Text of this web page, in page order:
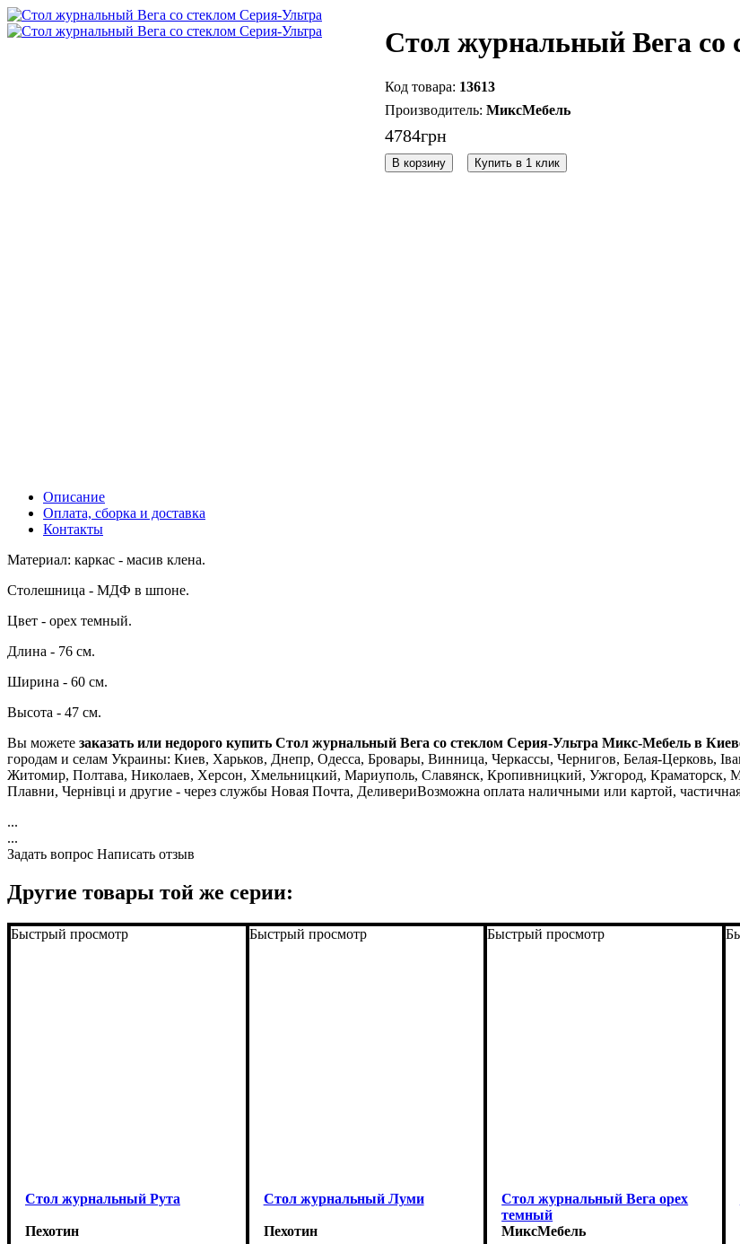
Стол журнальный Вега со
13613
МиксМебель
4784грн
В корзину Купить в 1 клик
Описание
Оплата, сборка и доставка
Контакты
Материал: каркас - масив клена.
Столешница - МДФ в шпоне.
Цвет - орех темный.
Длина - 76 см.
Ширина - 60 см.
Высота - 47 см.
Вы можете заказать или недорого купить Стол журнальный Вега со стеклом Серия-Ультра Микс-Мебель в
городам и селам Украины: Киев, Харьков, Днепр, Одесса, Бровары, Винница, Черкассы, Чернигов, Белая-Церковь,
Житомир, Полтава, Николаев, Херсон, Хмельницкий, Мариуполь, Славянск, Кропивницкий, Ужгород, Краматорск,
Плавни, Чернівці и другие - через службы Новая Почта, ДеливериВозможна оплата наличными или картой,
...
...
Задать вопрос Написать отзыв
Другие товары той же серии:
Быстрый просмотр
Стол журнальный Рута
Пехотин
Быстрый просмотр
Стол журнальный Луми
Пехотин
Быстрый просмотр
Стол журнальный Вега орех
темный
МиксМебель